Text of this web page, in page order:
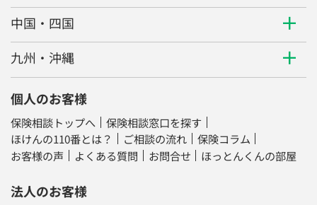
中国・四国
九州・沖縄
個人のお客様
保険相談トップへ
保険相談窓口を探す
ほけんの110番とは？
ご相談の流れ
保険コラム
お客様の声
よくある質問 お問合せ ほっとんくんの部屋
法人のお客様